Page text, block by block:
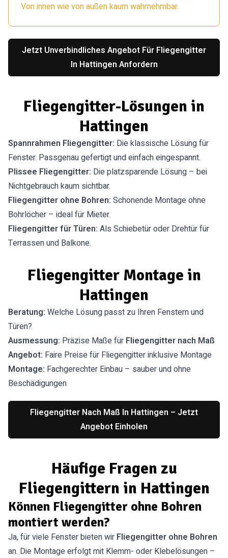
Von innen wie von außen kaum wahrnehmbar.
Jetzt Unverbindliches Angebot Für Fliegengitter
In Hattingen Anfordern
Fliegengitter-Lösungen in
Hattingen
Spannrahmen Fliegengitter: Die klassische Lösung für
Fenster. Passgenau gefertigt und einfach eingespannt.
Plissee Fliegengitter: Die platzsparende Lösung – bei
Nichtgebrauch kaum sichtbar.
Fliegengitter ohne Bohren: Schonende Montage ohne
Bohrlöcher – ideal für Mieter.
Fliegengitter für Türen: Als Schiebetür oder Drehtür für
Terrassen und Balkone.
Fliegengitter Montage in
Hattingen
Beratung: Welche Lösung passt zu Ihren Fenstern und
Türen?
Ausmessung: Präzise Maße für Fliegengitter nach Maß
Angebot: Faire Preise für Fliegengitter inklusive Montage
Montage: Fachgerechter Einbau – sauber und ohne
Beschädigungen
Fliegengitter Nach Maß In Hattingen – Jetzt
Angebot Einholen
Häufige Fragen zu
Fliegengittern in Hattingen
Können Fliegengitter ohne Bohren
montiert werden?
Ja, für viele Fenster bieten wir Fliegengitter ohne Bohren
an. Die Montage erfolgt mit Klemm- oder Klebelösungen –